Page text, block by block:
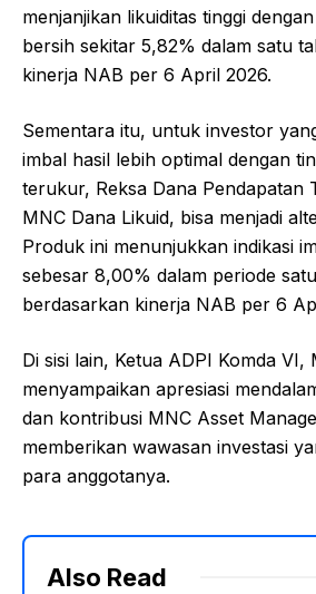
menjanjikan likuiditas tinggi
bersih sekitar 5,82% dalam satu
kinerja NAB per 6 April 2026.
Sementara itu, untuk investor
imbal hasil lebih optimal dengan
terukur, Reksa Dana Pendapatan
MNC Dana Likuid, bisa menjadi
Produk ini menunjukkan indikasi
sebesar 8,00% dalam periode
berdasarkan kinerja NAB per 6
Di sisi lain, Ketua ADPI Komda VI,
menyampaikan apresiasi
dan kontribusi MNC Asset
memberikan wawasan investasi
para anggotanya.
Also Read